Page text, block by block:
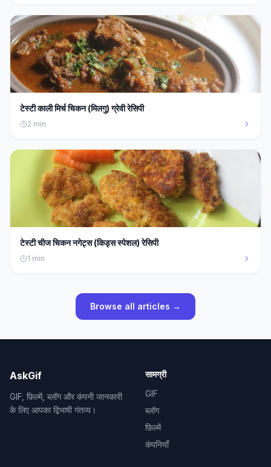
टेस्टी काली मिर्च चिकन (मिलगु) ग्रेवी रेसिपी
2 min
टेस्टी चीज चिकन नगेट्स (किड्स स्पेशल) रेसिपी
1 min
Browse all articles →
AskGif
GIF, फ़िल्में, ब्लॉग और कंपनी जानकारी
के लिए आपका द्विभाषी गंतव्य।
सामग्री
GIF
ब्लॉग
फ़िल्में
कंपनियाँ